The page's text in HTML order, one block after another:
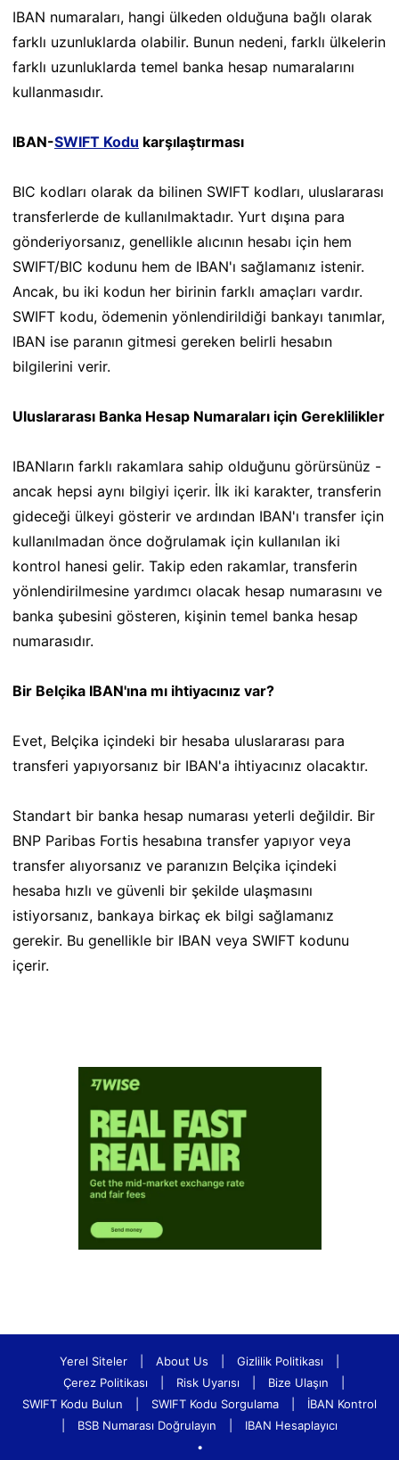
IBAN numaraları, hangi ülkeden olduğuna bağlı olarak
farklı uzunluklarda olabilir. Bunun nedeni, farklı ülkelerin
farklı uzunluklarda temel banka hesap numaralarını
kullanmasıdır.
IBAN-SWIFT Kodu karşılaştırması
BIC kodları olarak da bilinen SWIFT kodları, uluslararası
transferlerde de kullanılmaktadır. Yurt dışına para
gönderiyorsanız, genellikle alıcının hesabı için hem
SWIFT/BIC kodunu hem de IBAN'ı sağlamanız istenir.
Ancak, bu iki kodun her birinin farklı amaçları vardır.
SWIFT kodu, ödemenin yönlendirildiği bankayı tanımlar,
IBAN ise paranın gitmesi gereken belirli hesabın
bilgilerini verir.
Uluslararası Banka Hesap Numaraları için Gereklilikler
IBANların farklı rakamlara sahip olduğunu görürsünüz -
ancak hepsi aynı bilgiyi içerir. İlk iki karakter, transferin
gideceği ülkeyi gösterir ve ardından IBAN'ı transfer için
kullanılmadan önce doğrulamak için kullanılan iki
kontrol hanesi gelir. Takip eden rakamlar, transferin
yönlendirilmesine yardımcı olacak hesap numarasını ve
banka şubesini gösteren, kişinin temel banka hesap
numarasıdır.
Bir Belçika IBAN'ına mı ihtiyacınız var?
Evet, Belçika içindeki bir hesaba uluslararası para
transferi yapıyorsanız bir IBAN'a ihtiyacınız olacaktır.
Standart bir banka hesap numarası yeterli değildir. Bir
BNP Paribas Fortis hesabına transfer yapıyor veya
transfer alıyorsanız ve paranızın Belçika içindeki
hesaba hızlı ve güvenli bir şekilde ulaşmasını
istiyorsanız, bankaya birkaç ek bilgi sağlamanız
gerekir. Bu genellikle bir IBAN veya SWIFT kodunu
içerir.
Yerel Siteler About Us Gizlilik Politikası
Çerez Politikası
Risk Uyarısı Bize Ulaşın
SWIFT Kodu Bulun
SWIFT Kodu Sorgulama
İBAN Kontrol
BSB Numarası Doğrulayın
IBAN Hesaplayıcı
•